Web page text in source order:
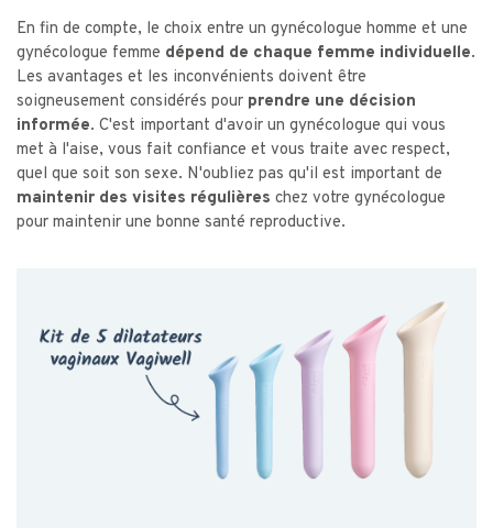
En fin de compte, le choix entre un gynécologue homme et une
gynécologue femme dépend de chaque femme individuelle.
Les avantages et les inconvénients doivent être
soigneusement considérés pour prendre une décision
informée. C'est important d'avoir un gynécologue qui vous
met à l'aise, vous fait confiance et vous traite avec respect,
quel que soit son sexe. N'oubliez pas qu'il est important de
maintenir des visites régulières chez votre gynécologue
pour maintenir une bonne santé reproductive.